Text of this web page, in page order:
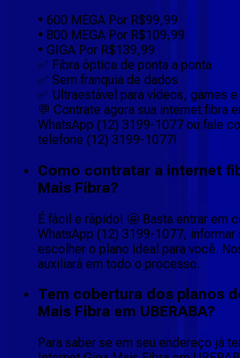
• 600 MEGA Por R$99,99
• 800 MEGA Por R$109,99
• GIGA Por R$139,99
✅ Fibra óptica de ponta a ponta
✅ Sem franquia de dados
✅ Ultraestável para vídeos, games
💬 Contrate agora sua internet fibra
WhatsApp (12) 3199-1077 ou fale
telefone (12) 3199-1077!
Como contratar a internet
Mais Fibra?
É fácil e rápido! 🤩 Basta entrar em
WhatsApp (12) 3199-1077, informar
escolher o plano ideal para você.
auxiliará em todo o processo.
Tem cobertura dos planos
Mais Fibra em UBERABA?
Para saber se em seu endereço já